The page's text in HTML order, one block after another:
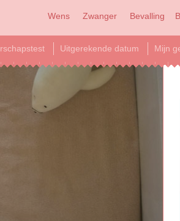
Wens Zwanger Bevalling
Uitgerekende datum Mijn